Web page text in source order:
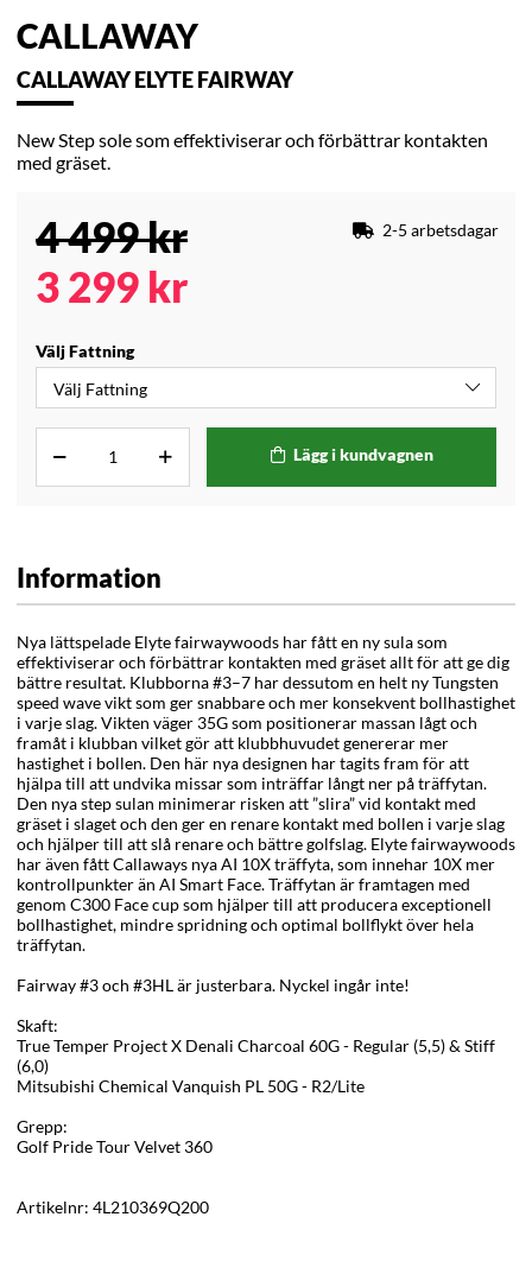
CALLAWAY
CALLAWAY ELYTE FAIRWAY
New Step sole som effektiviserar och förbättrar kontakten
med gräset.
4 499kr
3 299 kr
2-5 arbetsdagar
Välj Fattning
Lägg i kundvagnen
Information
Nya lättspelade Elyte fairwaywoods har fått en ny sula som
effektiviserar och förbättrar kontakten med gräset allt för att ge dig
bättre resultat. Klubborna #3–7 har dessutom en helt ny Tungsten
speed wave vikt som ger snabbare och mer konsekvent bollhastighet
i varje slag. Vikten väger 35G som positionerar massan lågt och
framåt i klubban vilket gör att klubbhuvudet genererar mer
hastighet i bollen. Den här nya designen har tagits fram för att
hjälpa till att undvika missar som inträffar långt ner på träffytan.
Den nya step sulan minimerar risken att ”slira” vid kontakt med
gräset i slaget och den ger en renare kontakt med bollen i varje slag
och hjälper till att slå renare och bättre golfslag. Elyte fairwaywoods
har även fått Callaways nya AI 10X träffyta, som innehar 10X mer
kontrollpunkter än AI Smart Face. Träffytan är framtagen med
genom C300 Face cup som hjälper till att producera exceptionell
bollhastighet, mindre spridning och optimal bollflykt över hela
träffytan.
Fairway #3 och #3HL är justerbara. Nyckel ingår inte!
Skaft:
True Temper Project X Denali Charcoal 60G - Regular (5,5) & Stiff
(6,0)
Mitsubishi Chemical Vanquish PL 50G - R2/Lite
Grepp:
Golf Pride Tour Velvet 360
Artikelnr: 4L210369Q200